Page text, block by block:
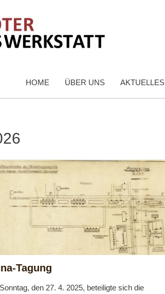
HOME ÜBER UNS AKTUELLES
Tagung
den 27. 4. 2025, beteiligte sich die